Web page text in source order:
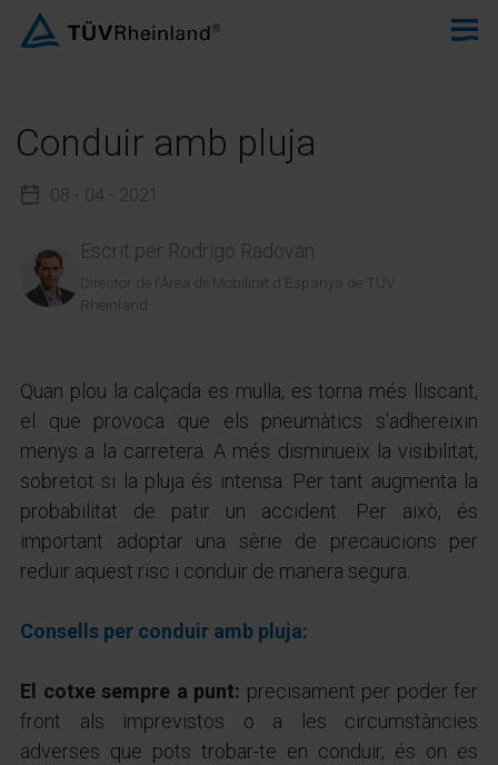
Conduir amb pluja
08 - 04 - 2021
Escrit per Rodrigo Radovan
Director de l'Àrea de Mobilitat d'Espanya de TÜV
Rheinland
Quan plou la calçada es mulla, es torna més lliscant,
el que provoca que els pneumàtics s'adhereixin
menys a la carretera. A més disminueix la visibilitat,
sobretot si la pluja és intensa. Per tant augmenta la
probabilitat de patir un accident. Per això, és
important adoptar una sèrie de precaucions per
reduir aquest risc i conduir de manera segura.
Consells per conduir amb pluja:
El cotxe sempre a punt: precisament per poder fer
front als imprevistos o a les circumstàncies
adverses que pots trobar-te en conduir, és on es